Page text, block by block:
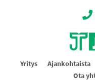
Oy J-
Yritys Ajankohtaista
Ota